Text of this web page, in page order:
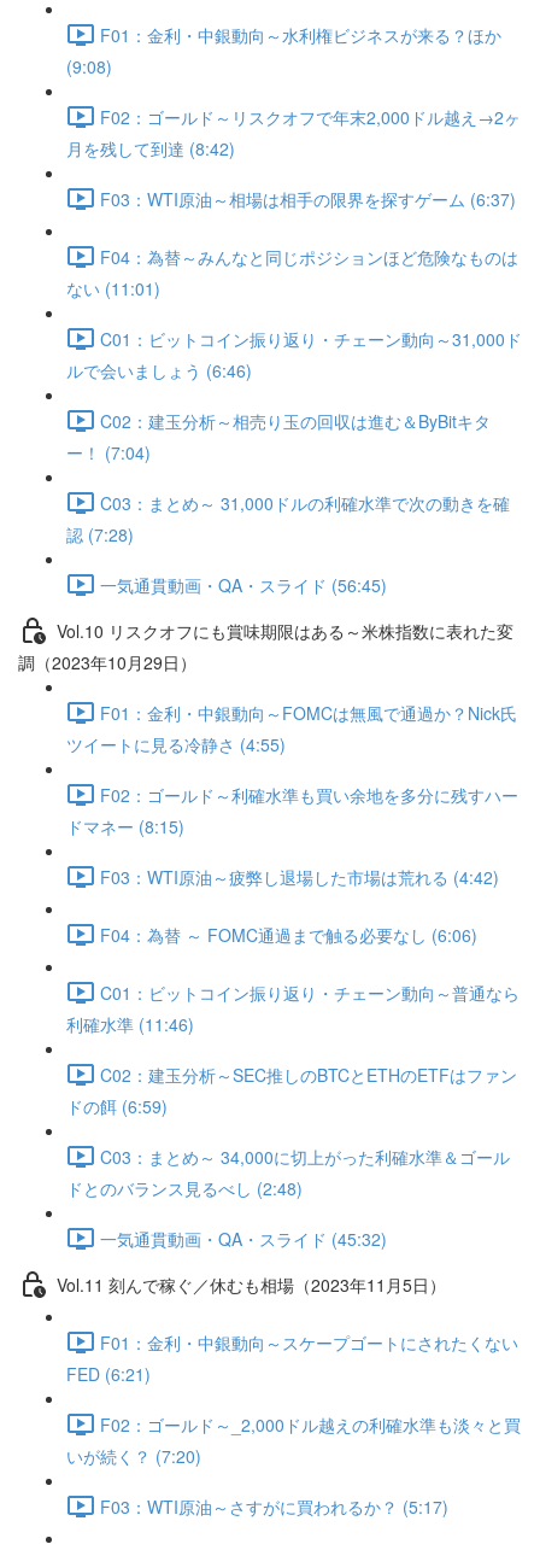
F01：金利・中銀動向～水利権ビジネスが来る？ほか
(9:08)
F02：ゴールド～リスクオフで年末2,000ドル越え→2ヶ
月を残して到達 (8:42)
F03：WTI原油～相場は相手の限界を探すゲーム (6:37)
F04：為替～みんなと同じポジションほど危険なものは
ない (11:01)
C01：ビットコイン振り返り・チェーン動向～31,000ド
ルで会いましょう (6:46)
C02：建玉分析～相売り玉の回収は進む＆ByBitキタ
ー！ (7:04)
C03：まとめ～ 31,000ドルの利確水準で次の動きを確
認 (7:28)
一気通貫動画・QA・スライド (56:45)
Vol.10 リスクオフにも賞味期限はある～米株指数に表れた変
調（2023年10月29日）
F01：金利・中銀動向～FOMCは無風で通過か？Nick氏
ツイートに見る冷静さ (4:55)
F02：ゴールド～利確水準も買い余地を多分に残すハー
ドマネー (8:15)
F03：WTI原油～疲弊し退場した市場は荒れる (4:42)
F04：為替 ～ FOMC通過まで触る必要なし (6:06)
C01：ビットコイン振り返り・チェーン動向～普通なら
利確水準 (11:46)
C02：建玉分析～SEC推しのBTCとETHのETFはファン
ドの餌 (6:59)
C03：まとめ～ 34,000に切上がった利確水準＆ゴール
ドとのバランス見るべし (2:48)
一気通貫動画・QA・スライド (45:32)
Vol.11 刻んで稼ぐ／休むも相場（2023年11月5日）
F01：金利・中銀動向～スケープゴートにされたくない
FED (6:21)
F02：ゴールド～_2,000ドル越えの利確水準も淡々と買
いが続く？ (7:20)
F03：WTI原油～さすがに買われるか？ (5:17)